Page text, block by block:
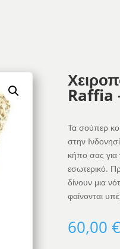
Raffia
Τα σούπερ
στην
κήπο σας για
εσωτερικό.
δίνουν μια
φαίνονται
60,00 €